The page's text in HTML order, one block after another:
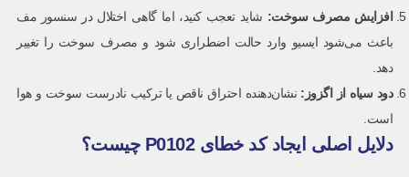
افزایش مصرف سوخت: شاید تعجب کنید، اما گاهی اختلال در سنسور مف
باعث می‌شود ایسیو وارد حالت اضطراری شود و مصرف سوخت را تغییر
دهد.
دود سیاه از اگزوز: نشان‌دهنده احتراق ناقص یا ترکیب نادرست سوخت و هوا
است.
دلایل اصلی ایجاد کد خطای P0102 چیست؟